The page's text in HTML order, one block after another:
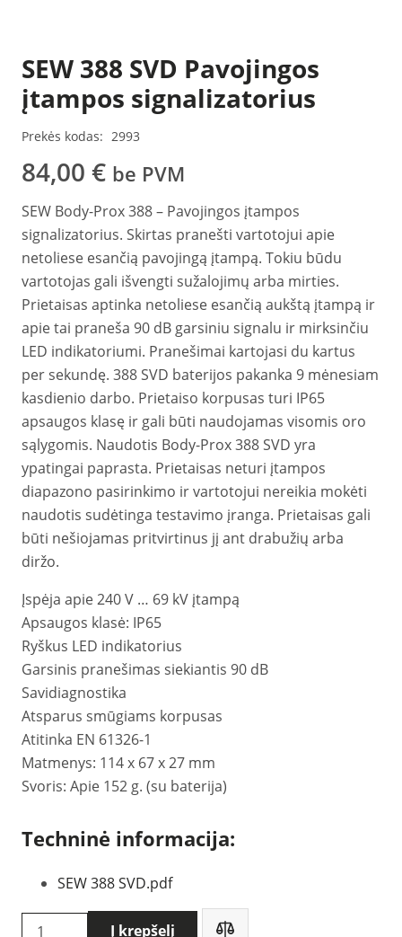
SEW 388 SVD Pavojingos
įtampos signalizatorius
Prekės kodas: 2993
84,00 € be PVM
SEW Body-Prox 388 – Pavojingos įtampos
signalizatorius. Skirtas pranešti vartotojui apie
netoliese esančią pavojingą įtampą. Tokiu būdu
vartotojas gali išvengti sužalojimų arba mirties.
Prietaisas aptinka netoliese esančią aukštą įtampą ir
apie tai praneša 90 dB garsiniu signalu ir mirksinčiu
LED indikatoriumi. Pranešimai kartojasi du kartus
per sekundę. 388 SVD baterijos pakanka 9 mėnesiam
kasdienio darbo. Prietaiso korpusas turi IP65
apsaugos klasę ir gali būti naudojamas visomis oro
sąlygomis. Naudotis Body-Prox 388 SVD yra
ypatingai paprasta. Prietaisas neturi įtampos
diapazono pasirinkimo ir vartotojui nereikia mokėti
naudotis sudėtinga testavimo įranga. Prietaisas gali
būti nešiojamas pritvirtinus jį ant drabužių arba
diržo.
Įspėja apie 240 V … 69 kV įtampą
Apsaugos klasė: IP65
Ryškus LED indikatorius
Garsinis pranešimas siekiantis 90 dB
Savidiagnostika
Atsparus smūgiams korpusas
Atitinka EN 61326-1
Matmenys: 114 x 67 x 27 mm
Svoris: Apie 152 g. (su baterija)
Techninė informacija:
SEW 388 SVD.pdf
produkto
Į krepšelį